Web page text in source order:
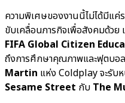
ความพิเศษของงานนี้ไม่ได้มีแค่
ขับเคลื่อนภารกิจเพื่อสังคมด้วย
FIFA Global Citizen
ถึงการศึกษาคุณภาพและฟุตบอ
Martin แห่ง Coldplay จะรับห
Sesame Street กับ The